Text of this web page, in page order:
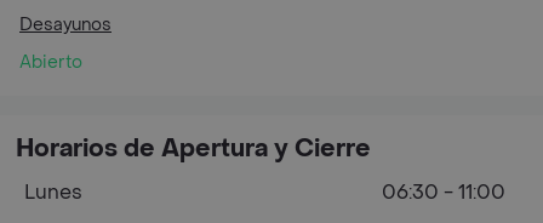
Desayunos
Abierto
Horarios de Apertura y Cierre
Lunes
06:30 - 11:00